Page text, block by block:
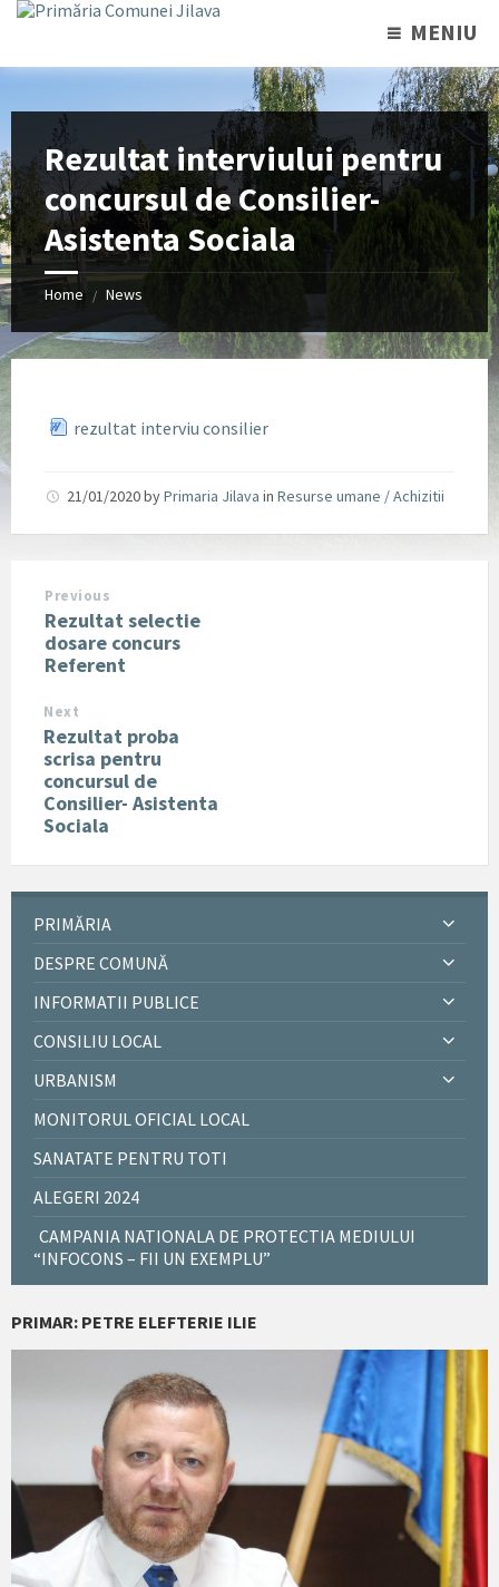
MENIU
Rezultat interviului pentru
concursul de Consilier-
Asistenta Sociala
Home / News
rezultat interviu consilier
21/01/2020byPrimaria Jilava in Resurse umane / Achizitii
Previous
Rezultat selectie
dosare concurs
Referent
Next
Rezultat proba
scrisa pentru
concursul de
Consilier- Asistenta
Sociala
PRIMĂRIA
DESPRE COMUNĂ
INFORMATII PUBLICE
CONSILIU LOCAL
URBANISM
MONITORUL OFICIAL LOCAL
SANATATE PENTRU TOTI
ALEGERI 2024
CAMPANIA NATIONALA DE PROTECTIA MEDIULUI
“INFOCONS – FII UN EXEMPLU”
PRIMAR: PETRE ELEFTERIE ILIE